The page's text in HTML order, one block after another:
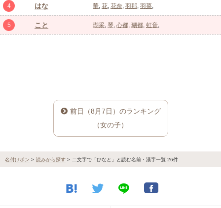
4 はな 華 花 花奈 羽那 羽菜
5 こと 瑚采 琴 心都 瑚都 虹音
前日（8月7日）のランキング
（女の子）
名付けポン > 読みから探す > 二文字で「ひなと」と読む名前・漢字一覧 26件